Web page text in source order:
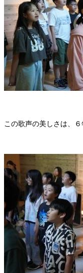
この歌声の美しさは、